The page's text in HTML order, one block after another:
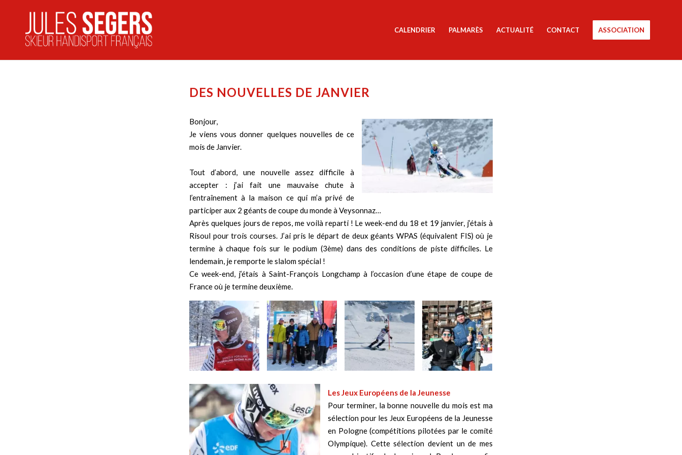
CALENDRIER PALMARÈS ACTUALITÉ CONTACT ASSOCIATION
DES NOUVELLES DE JANVIER
Bonjour,
Je viens vous donner quelques nouvelles de ce
mois de Janvier.
Tout d’abord, une nouvelle assez difficile à
accepter : j’ai fait une mauvaise chute à
l’entraînement à la maison ce qui m’a privé de
participer aux 2 géants de coupe du monde à Veysonnaz…
Après quelques jours de repos, me voilà reparti ! Le week-end du 18 et 19 janvier, j’étais à
Risoul pour trois courses. J’ai pris le départ de deux géants WPAS (équivalent FIS) où je
termine à chaque fois sur le podium (3ème) dans des conditions de piste difficiles. Le
lendemain, je remporte le slalom spécial !
Ce week-end, j’étais à Saint-François Longchamp à l’occasion d’une étape de coupe de
France où je termine deuxième.
Les Jeux Européens de la Jeunesse
Pour terminer, la bonne nouvelle du mois est ma
sélection pour les Jeux Européens de la Jeunesse
en Pologne (compétitions pilotées par le comité
Olympique). Cette sélection devient un de mes